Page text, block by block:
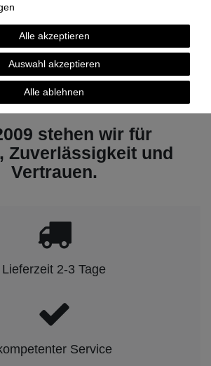
1 2
stehen wir für
Zuverlässigkeit und
Vertrauen.
Lieferzeit 2-3 Tage
Service
Alle akzeptieren
Auswahl akzeptieren
Alle ablehnen